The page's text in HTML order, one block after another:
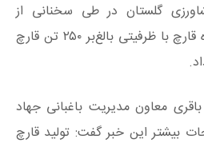
گلستان در طی سخنانی از
تولیدات این استان در حوزه قارچ با ظرفیتی بالغ‌بر ۲۵۰ تن قارچ
معاون مدیریت باغبانی جهاد
بیشتر این خبر گفت: تولید قارچ